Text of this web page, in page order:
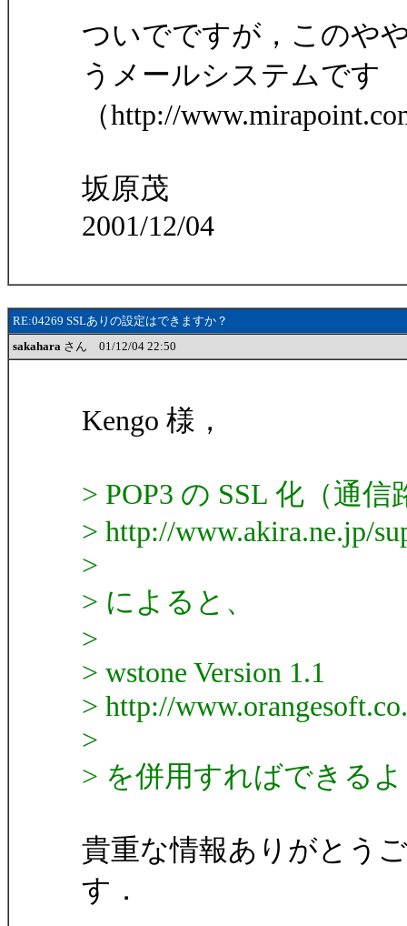
ついでですが，このや
うメールシステムです
（http://
坂原茂
2001/12/04
RE:04269 SSLありの設定はできますか？
sakahara さん 01/12/04 22:50
Kengo 様，
> POP3 の SSL 化（通
> http://www.akira.ne.jp/
>
> によると、
>
> wstone Version 1.1
> http://
>
> を併用すればできる
貴重な情報ありがとう
す．